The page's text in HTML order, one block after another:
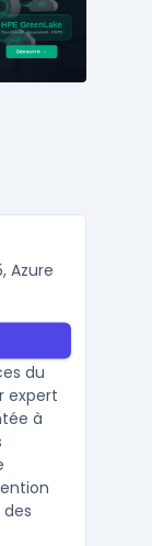
Azure
du
expert
à